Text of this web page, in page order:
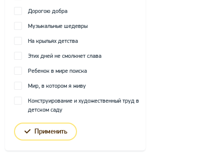
Дорогою добра
Музыкальные шедевры
На крыльях детства
Этих дней не смолкнет слава
Ребенок в мире поиска
Мир, в котором я живу
Конструирование и художественный труд в
детском саду
Применить